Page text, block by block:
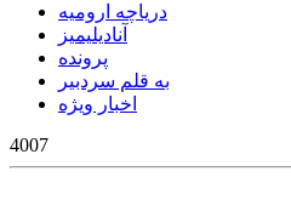
دریاچه ارومیه
آنادیلیمیز
پرونده
به قلم سردبیر
اخبار ویژه
4007